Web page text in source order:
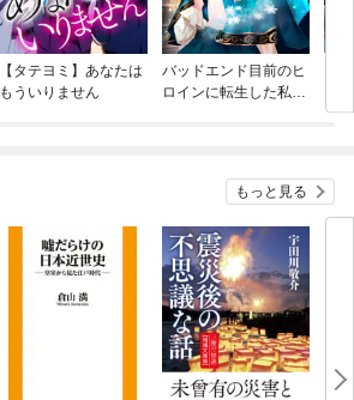
【タテヨミ】あなたは
もういりません
バッドエンド目前のヒ
ロインに転生した私、
もっと見る